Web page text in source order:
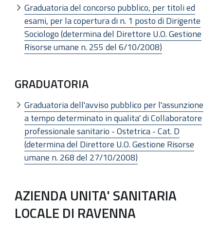
Graduatoria del concorso pubblico, per titoli ed
esami, per la copertura di n. 1 posto di Dirigente
Sociologo (determina del Direttore U.O. Gestione
Risorse umane n. 255 del 6/10/2008)
GRADUATORIA
Graduatoria dell'avviso pubblico per l'assunzione
a tempo determinato in qualita' di Collaboratore
professionale sanitario - Ostetrica - Cat. D
(determina del Direttore U.O. Gestione Risorse
umane n. 268 del 27/10/2008)
AZIENDA UNITA' SANITARIA
LOCALE DI RAVENNA